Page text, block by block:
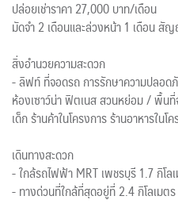
ปล่อยเช่าราคา 27,000 บาท/เดือน
มัดจำ 2 เดือนและล่วงหน้า 1 เดือน สั
สิ่งอำนวยความสะดวก
- ลิฟท์ ที่จอดรถ การรักษาความปลอด
ห้องเซาว์น่า ฟิตเนส สวนหย่อม / พื้น
เด็ก ร้านค้าในโครงการ ร้านอาหารในโ
เดินทางสะดวก
- ใกล้รถไฟฟ้า MRT เพชรบุรี 1.7 กิโ
- ทางด่วนที่ใกล้ที่สุดอยู่ที่ 2.4 กิโลเมต